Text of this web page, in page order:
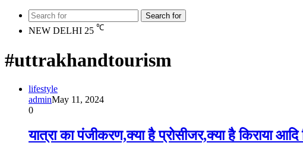
Search for
NEW DELHI 25 ℃
#uttrakhandtourism
lifestyle
adminMay 11, 2024
0
यात्रा का पंजीकरण,क्या है प्रोसीजर,क्या है किराया